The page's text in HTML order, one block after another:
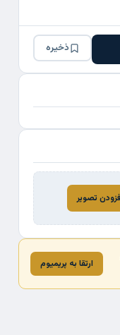
ذخیره
تصویر
ارتقا به پریمیوم